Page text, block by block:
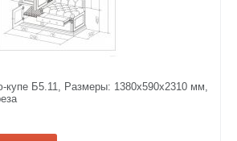
купе Б5.11, Размеры: 1380х590х2310 мм,